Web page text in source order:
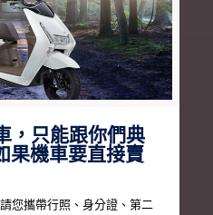
，只能跟你們典
果機車要直接賣
您攜帶行照、身分證、第二